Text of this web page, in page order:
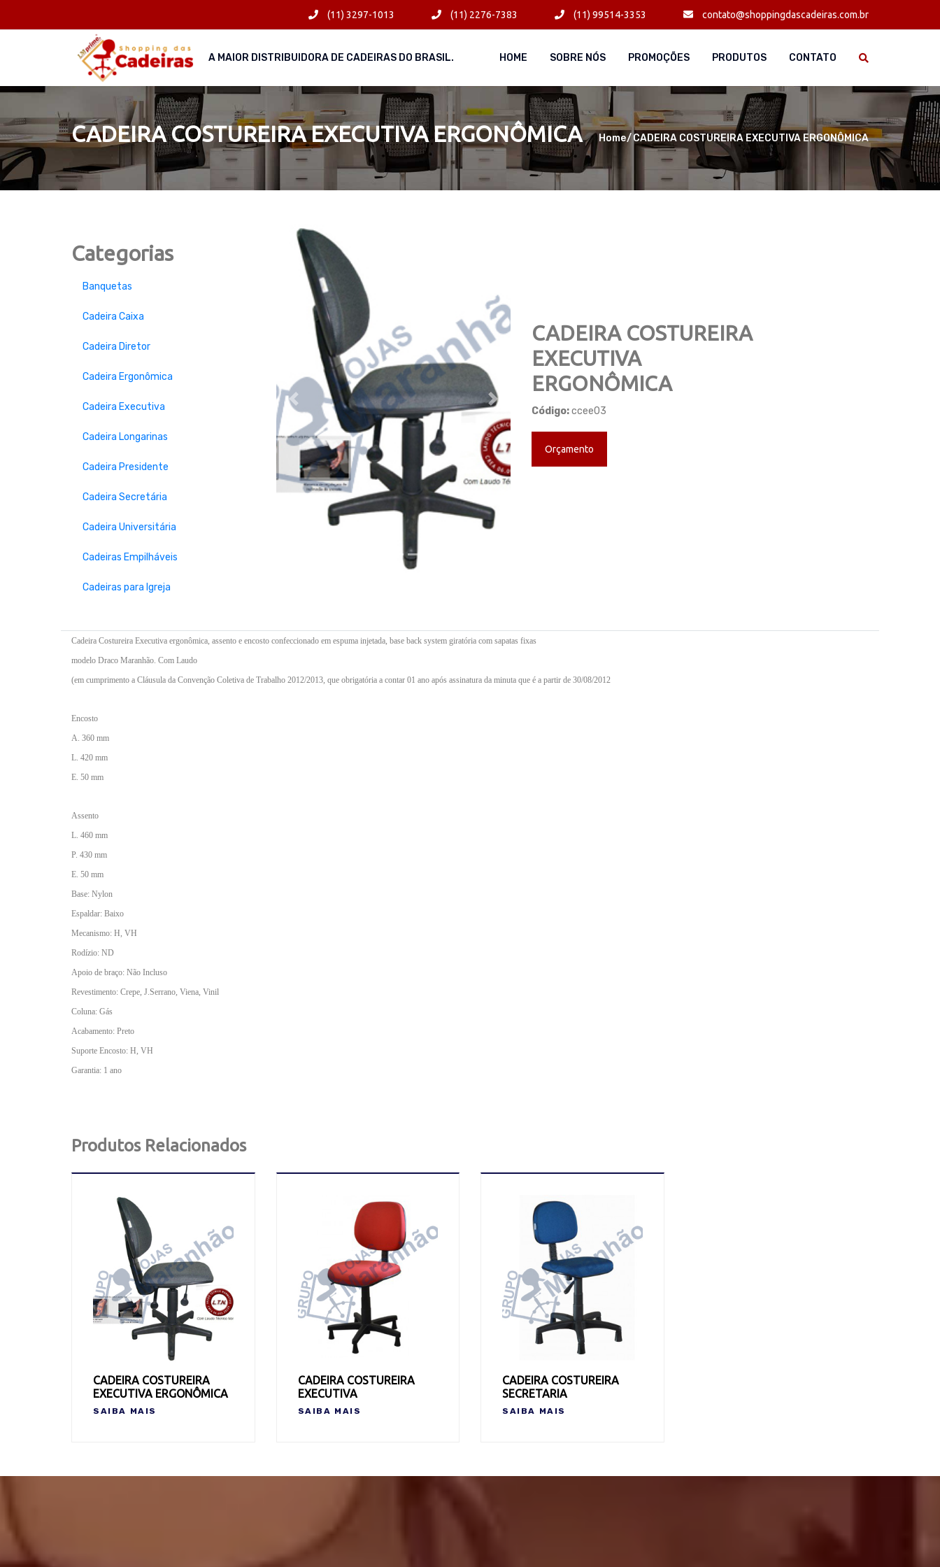
(11) 3297-1013 (11) 2276-7383 (11) 99514-3353 contato@shoppingdascadeiras.com.br
A MAIOR DISTRIBUIDORA DE CADEIRAS DO BRASIL. HOME SOBRE NÓS PROMOÇÕES PRODUTOS CONTATO
CADEIRA COSTUREIRA EXECUTIVA ERGONÔMICA Home CADEIRA COSTUREIRA EXECUTIVA ERGONÔMICA
Categorias
Banquetas
Cadeira Caixa
Cadeira Diretor
Cadeira Ergonômica
Cadeira Executiva
Cadeira Longarinas
Cadeira Presidente
Cadeira Secretária
Cadeira Universitária
Cadeiras Empilháveis
Cadeiras para Igreja
Previous Next
CADEIRA COSTUREIRA
EXECUTIVA
ERGONÔMICA
Código:ccee03
Orçamento
Cadeira Costureira Executiva ergonômica, assento e encosto confeccionado em espuma injetada, base back system giratória com sapatas fixas
modelo Draco Maranhão. Com Laudo
(em cumprimento a Cláusula da Convenção Coletiva de Trabalho 2012/2013, que obrigatória a contar 01 ano após assinatura da minuta que é a partir de 30/08/2012
Encosto
A. 360 mm
L. 420 mm
E. 50 mm
Assento
L. 460 mm
P. 430 mm
E. 50 mm
Base: Nylon
Espaldar: Baixo
Mecanismo: H, VH
Rodízio: ND
Apoio de braço: Não Incluso
Revestimento: Crepe, J.Serrano, Viena, Vinil
Coluna: Gás
Acabamento: Preto
Suporte Encosto: H, VH
Garantia: 1 ano
Produtos Relacionados
CADEIRA COSTUREIRA
EXECUTIVA ERGONÔMICA
SAIBA MAIS
CADEIRA COSTUREIRA
EXECUTIVA
SAIBA MAIS
CADEIRA COSTUREIRA
SECRETARIA
SAIBA MAIS